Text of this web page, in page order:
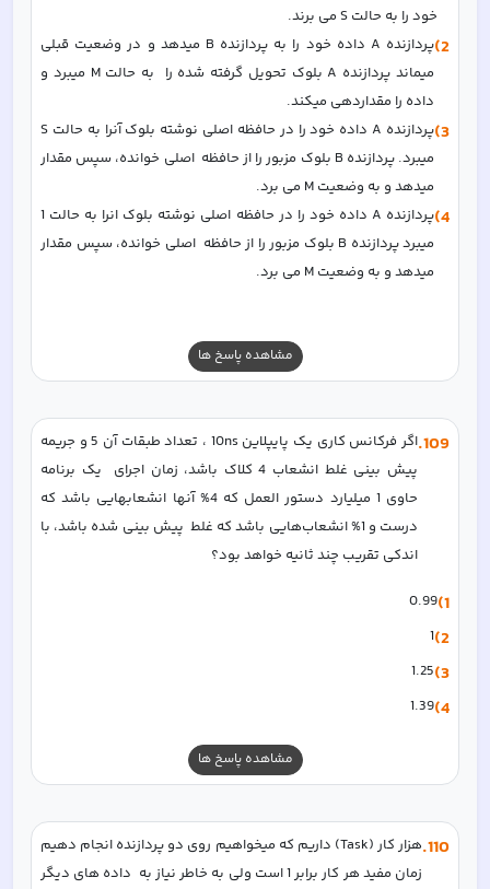
خود را به حالت S می برند.
2)
داده را مقداردهی میکند.
3)
میدهد و به وضعیت M می برد.
4)
میدهد و به وضعیت M می برد.
مشاهده پاسخ ها
109
.
اندکی تقریب چند ثانیه خواهد بود؟
1)
0.99
2)
1
3)
1.25
4)
1.39
مشاهده پاسخ ها
110
.